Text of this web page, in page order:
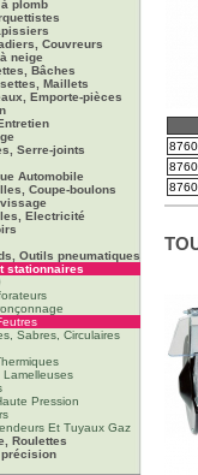
plomb
Couvreurs
neige
Bâches
Maillets
Emporte-pièces
Serre-joints
Automobile
Coupe-boulons
Electricité
Outils pneumatiques
stationnaires
Sabres, Circulaires
Pression
Et Tuyaux Gaz
Roulettes
précision